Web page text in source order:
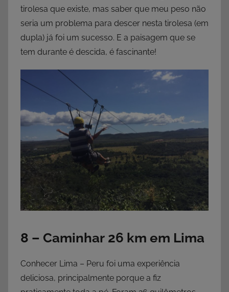
tirolesa que existe, mas saber que meu peso não
seria um problema para descer nesta tirolesa (em
dupla) já foi um sucesso. E a paisagem que se
tem durante é descida, é fascinante!
8 – Caminhar 26 km em Lima
Conhecer Lima – Peru foi uma experiência
deliciosa, principalmente porque a fiz